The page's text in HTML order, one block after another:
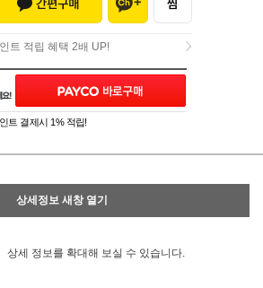
트 적립 혜택 2배 UP!
트 적립 혜택 2배 UP!
트 결제시 1% 적립!
상세정보 새창 열기
상세 정보를 확대해 보실 수 있습니다.